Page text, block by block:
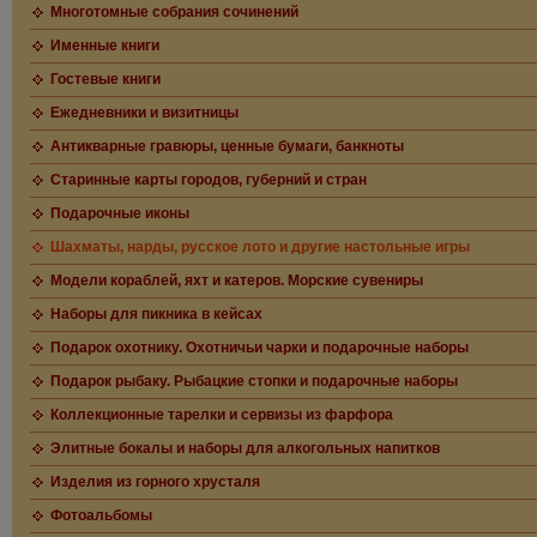
Многотомные собрания сочинений
Именные книги
Гостевые книги
Ежедневники и визитницы
Антикварные гравюры, ценные бумаги, банкноты
Старинные карты городов, губерний и стран
Подарочные иконы
Шахматы, нарды, русское лото и другие настольные игры
Модели кораблей, яхт и катеров. Морские сувениры
Наборы для пикника в кейсах
Подарок охотнику. Охотничьи чарки и подарочные наборы
Подарок рыбаку. Рыбацкие стопки и подарочные наборы
Коллекционные тарелки и сервизы из фарфора
Элитные бокалы и наборы для алкогольных напитков
Изделия из горного хрусталя
Фотоальбомы